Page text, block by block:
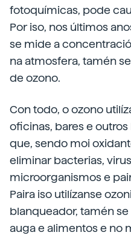
fotoquímicas, pode
Por iso, nos últimos
se mide a
na atmosfera, tamén
de ozono.
Con todo, o ozono
oficinas, bares e
que, sendo moi
eliminar bacterias,
microorganismos e
Paira iso utilízanse
blanqueador, tamén
auga e alimentos e no